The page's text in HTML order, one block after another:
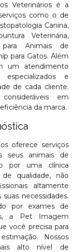
Veterinários é a
como o de
Canina,
Veterinária,
Animais de
para Gatos. Além
um atendimento
especializados e
de cada cliente.
em
da marca.
oferece serviços
seus animais de
por uma clínica
qualidade, não
altamente
necessidades.
por exames de
a Pet Imagem
você precisa para
Nossos
alto nível de